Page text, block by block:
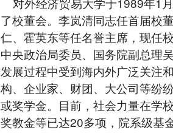
了校董会。李岚清同志任首届校
仁、霍英东等任名誉主席，现任
中央政治局委员、国务院副总理
发展过程中受到海内外广泛关注
构、企业家、财团、大公司等纷
或奖学金。目前，社会力量在学
奖教金等已达20多项，院系级基